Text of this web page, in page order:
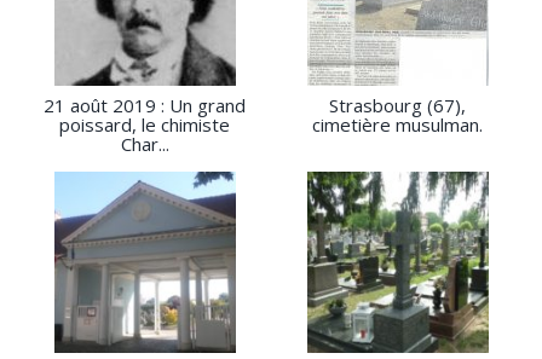
21 août 2019 : Un grand
poissard, le chimiste
Char...
Strasbourg (67),
cimetière musulman.